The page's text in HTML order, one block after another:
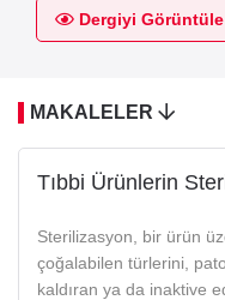
Dergiyi Görüntüle
MAKALELER
Tıbbi Ürünlerin
Sterilizasyon, bir ürün
çoğalabilen türlerini,
kaldıran ya da inaktive